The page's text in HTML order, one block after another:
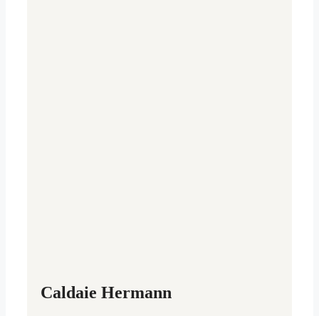
Caldaie Hermann